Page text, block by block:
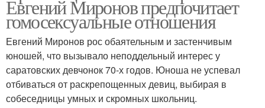
Евгений Миронов предпочитает
гомосексуальные отношения
Евгений Миронов рос обаятельным и застенчивым
юношей, что вызывало неподдельный интерес у
саратовских девчонок 70-х годов. Юноша не успевал
отбиваться от раскрепощенных девиц, выбирая в
собеседницы умных и скромных школьниц.